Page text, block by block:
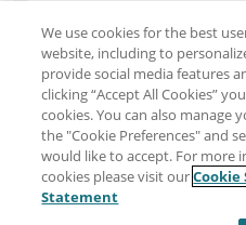
Partager : Courriel
We use cookies for the best
website, including to
provide social media features
clicking “Accept All Cookies”
cookies. You can also manage
the "Cookie Preferences" and
would like to accept. For more
cookies please visit our
Statement